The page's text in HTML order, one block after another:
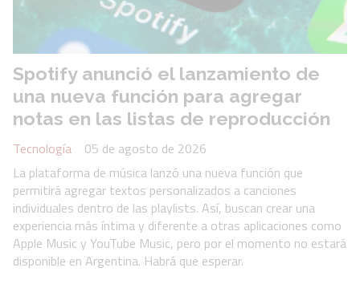
Spotify anunció el lanzamiento de
una nueva función para agregar
notas en las listas de reproducción
Tecnología
05 de agosto de 2026
La plataforma de música lanzó una nueva función que
permitirá agregar textos personalizados a canciones
individuales dentro de las playlists. Así, buscan crear una
experiencia más íntima y diferente a otras aplicaciones como
Apple Music y YouTube Music, pero por el momento no estará
disponible en Argentina. Habrá que esperar.